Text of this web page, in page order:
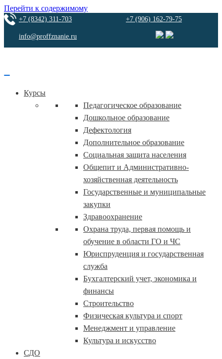
Перейти к содержимому
+7 (8342) 311-703 +7 (906) 162-79-75
info@proffznanie.ru
Курсы
Педагогическое образование
Дошкольное образование
Дефектология
Дополнительное образование
Социальная защита населения
Общепит и Административно-
хозяйственная деятельность
Государственные и муниципальные
закупки
Здравоохранение
Охрана труда, первая помощь и
обучение в области ГО и ЧС
Юриспруденция и государственная
служба
Бухгалтерский учет, экономика и
финансы
Строительство
Физическая культура и спорт
Менеджмент и управление
Культура и искусство
СДО